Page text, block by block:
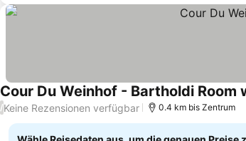
Cour Du Weinhof - Bartholdi Room
/Keine Rezensionen verfügbar 0.4 km bis Zentrum